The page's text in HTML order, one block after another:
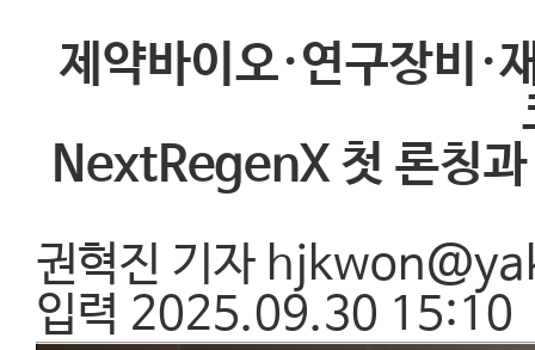
제약바이오·연구장비
NextRegenX 첫 론칭
권혁진 기자
입력 2025.09.30 15:10